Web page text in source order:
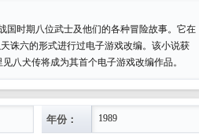
坐船到岛上。在岛上的某棵树
得暗号5208。回岛上救犬
所到北方的洞窟，打败魔王
到的芭蕉扇吹熄火。 救犬
国时期八位武士及他们的各种冒险故事。它在
诛六的形式进行过电子游戏改编。该小说获
八犬传将成为其首个电子游戏改编作品。
年份： 1989